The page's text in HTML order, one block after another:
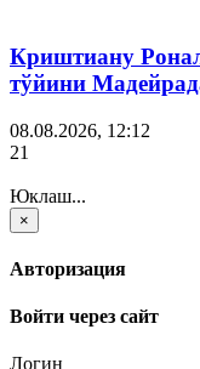
Криштиану
тўйини
08.08.2026, 12:12
21
Юклаш...
×
Авторизация
Войти через сайт
Логин